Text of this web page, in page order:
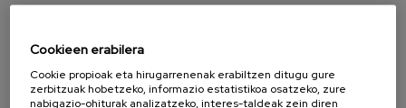
Zikloko jarduera guztiak doakoak dira eta Sutegi
Cookieen erabilera
Cookie propioak eta hirugarrenenak erabiltzen ditugu gure
zerbitzuak hobetzeko, informazio estatistikoa osatzeko, zure
nabigazio-ohiturak analizatzeko, interes-taldeak zein diren